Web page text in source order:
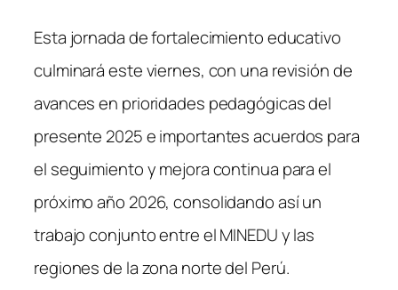
Esta jornada de fortalecimiento educativo
culminará este viernes, con una revisión de
avances en prioridades pedagógicas del
presente 2025 e importantes acuerdos para
el seguimiento y mejora continua para el
próximo año 2026, consolidando así un
trabajo conjunto entre el MINEDU y las
regiones de la zona norte del Perú.